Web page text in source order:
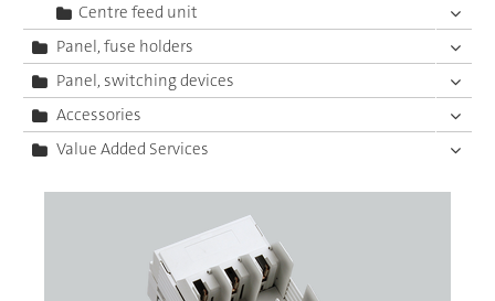
Centre feed unit
Panel, fuse holders
Panel, switching devices
Accessories
Value Added Services